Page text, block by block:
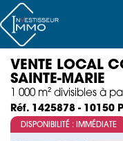
VENTE LOCAL
SAINTE-MARIE
1 000 m² divisibles à
Réf. 1425878 - 10150
DISPONIBILITÉ : IMMÉDIATE